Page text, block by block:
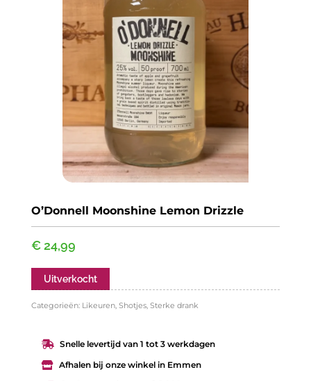
O’Donnell Moonshine Lemon Drizzle
€24,99
Uitverkocht
Categorieën: Likeuren, Shotjes, Sterke drank
 Snelle levertijd van 1 tot 3 werkdagen
 Afhalen bij onze winkel in Emmen